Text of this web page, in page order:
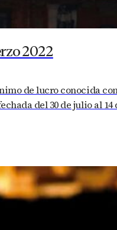
2022
de lucro conocida
del 30 de julio al